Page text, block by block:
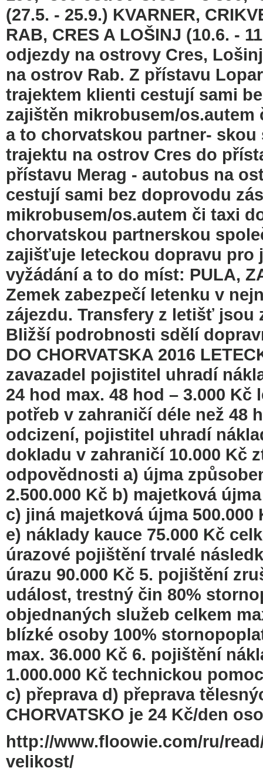
(27.5. - 25.9.) KVARNER,
RAB, CRES A LOŠINJ (10.6. -
odjezdy na ostrovy Cres,
na ostrov Rab. Z přístavu
trajektem klienti cestují sami
zajištěn mikrobusem/
a to chorvatskou partner- skou
trajektu na ostrov Cres do
přístavu Merag - autobus na
cestují sami bez doprovodu
mikrobusem/os.autem či taxi
chorvatskou partnerskou
zajišťuje leteckou dopravu pro
vyžádání a to do míst: PULA,
Zemek zabezpečí letenku v
zájezdu. Transfery z letišť jsou
Bližší podrobnosti sdělí
DO CHORVATSKA 2016
zavazadel pojistitel uhradí
24 hod max. 48 hod – 3.000
potřeb v zahraničí déle než 48
odcizení, pojistitel uhradí
dokladu v zahraničí 10.000 Kč
odpovědnosti a) újma
2.500.000 Kč b) majetková
c) jiná majetková újma
e) náklady kauce 75.000 Kč
úrazové pojištění trvalé
úrazu 90.000 Kč 5. pojištění
událost, trestný čin 80%
objednaných služeb celkem
blízké osoby 100%
max. 36.000 Kč 6. pojištění
1.000.000 Kč technickou
c) přeprava d) přeprava
CHORVATSKO je 24 Kč/den
http://www.floowie.com/ru/
velikost/